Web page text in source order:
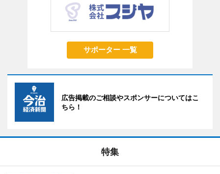
サポーター 一覧
広告掲載のご相談やスポンサーについてはこ
ちら！
特集